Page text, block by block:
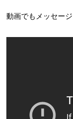
動画でもメッセー